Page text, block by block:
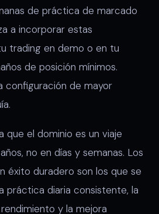
de práctica de marcado
a incorporar estas
trading en demo o en tu
de posición mínimos.
configuración de mayor
que el dominio es un viaje
no en días y semanas. Los
éxito duradero son los que se
práctica diaria consistente, la
y la mejora